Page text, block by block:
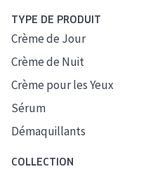
TYPE DE PRODUIT
Crème de Jour
Crème de Nuit
Crème pour les Yeux
Sérum
Démaquillants
COLLECTION